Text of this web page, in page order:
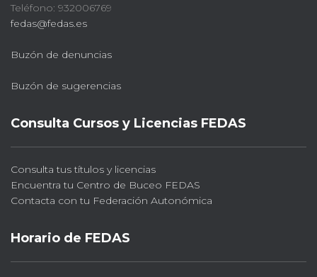
Teléfono: 932006769
fedas@fedas.es
Buzón de denuncias
Buzón de sugerencias
Consulta Cursos y Licencias FEDAS
Consulta tus títulos y licencias
Encuentra tu Centro de Buceo FEDAS
Contacta con tu Federación Autonómica
Horario de FEDAS